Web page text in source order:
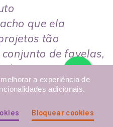
que ela
tão
de favelas,
que tem a ver
que vem de
a experiência de
adicionais.
Bloquear cookies